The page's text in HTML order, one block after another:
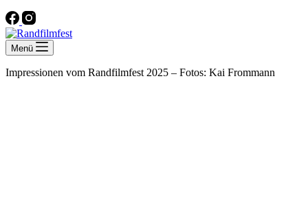
Menü
Impressionen vom Randfilmfest 2025 – Fotos: Kai Frommann